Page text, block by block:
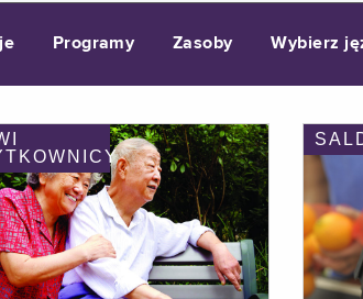
Programy Zasoby Wybierz